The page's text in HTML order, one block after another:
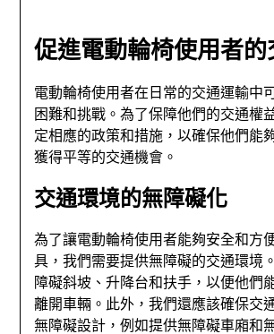
促進電動輪椅使用者
電動輪椅使用者在日常的交通運輸中
困難和挑戰。為了保障他們的交通權
定相應的政策和措施，以確保他們能
獲得平等的交通機會。
交通環境的無障礙化
為了讓電動輪椅使用者能夠安全和方
具，我們需要提供無障礙的交通環境
障礙斜坡、升降台和扶手，以便他們
離開車輛。此外，我們還應該確保交
無障礙設計，例如提供無障礙車廂和